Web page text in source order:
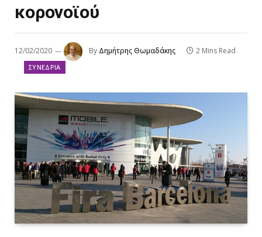
κορονοϊού
12/02/2020 By Δημήτρης Θωμαδάκης 2 Mins Read
ΣΥΝΈΔΡΙΑ